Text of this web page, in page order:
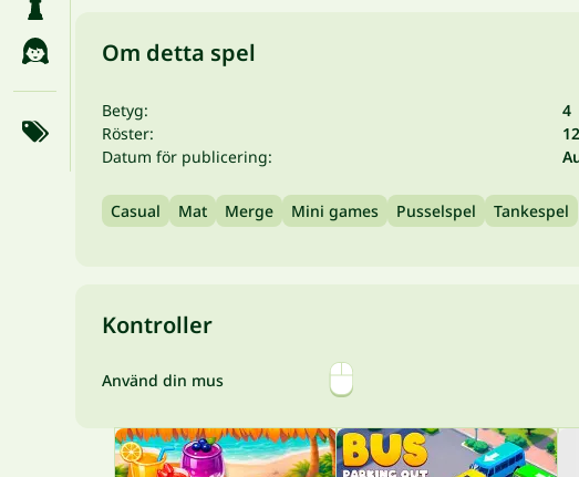
Om detta spel
Betyg:
4
Röster:
Datum för publicering:
Casual Mat Merge Mini games Pusselspel Tankespel
Kontroller
Använd din mus